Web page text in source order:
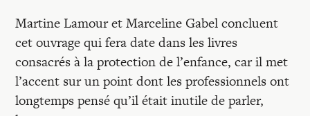
Martine Lamour et Marceline Gabel concluent
cet ouvrage qui fera date dans les livres
consacrés à la protection de l’enfance, car il met
l’accent sur un point dont les professionnels ont
longtemps pensé qu’il était inutile de parler,